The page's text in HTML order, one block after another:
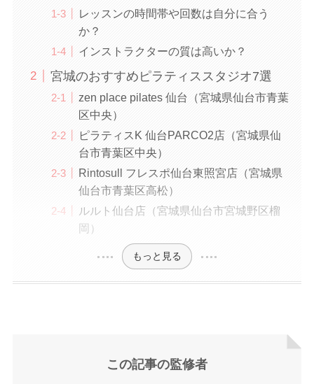
レッスンの時間帯や回数は自分に合う
か？
インストラクターの質は高いか？
宮城のおすすめピラティススタジオ7選
zen place pilates 仙台（宮城県仙台市青葉
区中央）
ピラティスK 仙台PARCO2店（宮城県仙
台市青葉区中央）
Rintosull フレスポ仙台東照宮店（宮城県
仙台市青葉区高松）
ルルト仙台店（宮城県仙台市宮城野区榴
岡）
もっと見る
この記事の監修者